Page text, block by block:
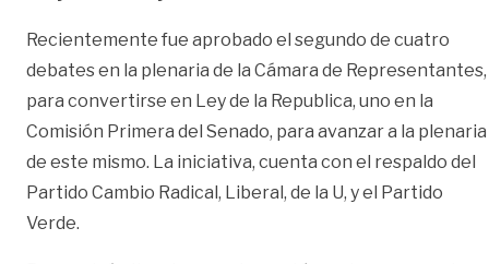
Recientemente fue aprobado el segundo de cuatro
debates en la plenaria de la Cámara de Representantes,
para convertirse en Ley de la Republica, uno en la
Comisión Primera del Senado, para avanzar a la plenaria
de este mismo. La iniciativa, cuenta con el respaldo del
Partido Cambio Radical, Liberal, de la U, y el Partido
Verde.